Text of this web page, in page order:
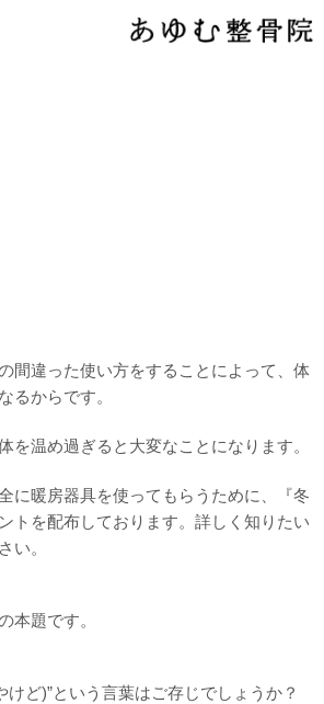
間違った使い方をすることによって、体
るからです。
を温め過ぎると大変なことになります。
に暖房器具を使ってもらうために、『冬
トを配布しております。詳しく知りたい
い。
本題です。
けど)”という言葉はご存じでしょうか？